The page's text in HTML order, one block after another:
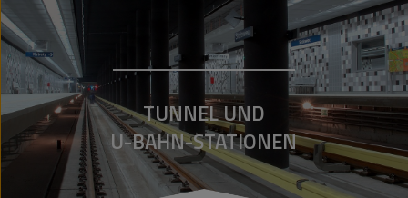
TUNNEL UND
U-BAHN-STATIONEN